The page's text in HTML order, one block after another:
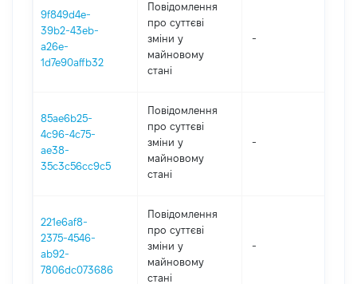
9f849d4e-
39b2-43eb-
a26e-
1d7e90affb32
Повідомлення
про суттєві
зміни y
майновому
стані
-
85ae6b25-
4c96-4c75-
ae38-
35c3c56cc9c5
Повідомлення
про суттєві
зміни y
майновому
стані
-
221e6af8-
2375-4546-
ab92-
7806dc073686
Повідомлення
про суттєві
зміни y
майновому
стані
-